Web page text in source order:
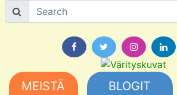
MEISTÄ
BLOGIT